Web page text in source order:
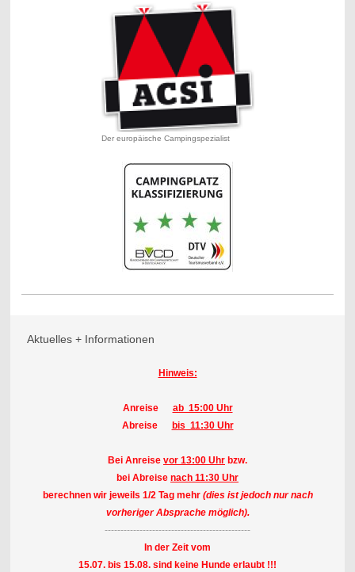
Der europäische Campingspezialist
Aktuelles + Informationen
Hinweis:
Anreise ab 15:00 Uhr
Abreise
bis 11:30 Uhr
Bei Anreise vor 13:00 Uhr bzw.
bei Abreise nach 11:30 Uhr
berechnen wir jeweils 1/2 Tag mehr (dies ist jedoch nur nach
vorheriger Absprache möglich).
----------------------------------------------
In der Zeit vom
15.07. bis 15.08. sind keine Hunde erlaubt !!!